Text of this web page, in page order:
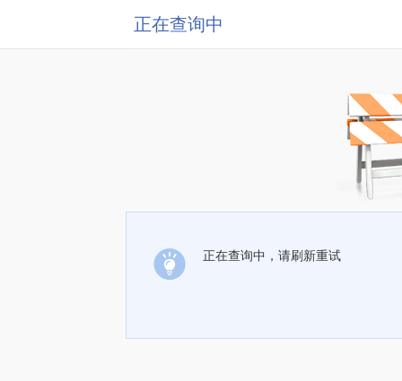
正在查询中
正在查询中，请刷新重试